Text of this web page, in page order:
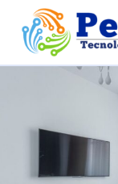
Saltar
contenido